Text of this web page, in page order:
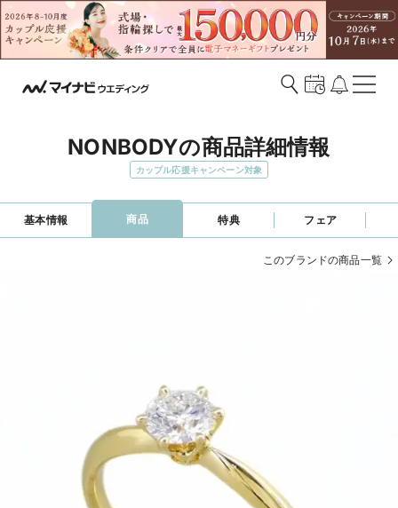
NONBODYの商品詳細情報
カップル応援キャンペーン対象
基本情報 商品 特典 フェア
このブランドの商品一覧